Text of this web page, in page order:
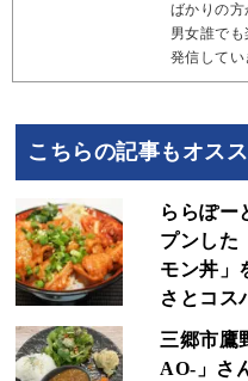
ばかりの
男女誰で
発信してい
こちらの記事もオス
ららぽー
プンした
モン丼」
さとコス
三郷市鷹
AO-」さ